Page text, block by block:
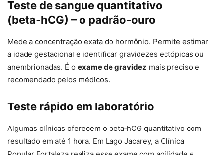
Teste de sangue quantitativo
(beta‑hCG) – o padrão‑ouro
Mede a concentração exata do hormônio. Permite estimar
a idade gestacional e identificar gravidezes ectópicas ou
anembrionadas. É o exame de gravidez mais preciso e
recomendado pelos médicos.
Teste rápido em laboratório
Algumas clínicas oferecem o beta‑hCG quantitativo com
resultado em até 1 hora. Em Lago Jacarey, a Clínica